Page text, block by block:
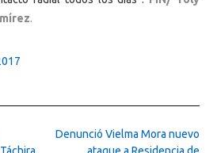
.
Denunció Vielma Mora nuevo
ataque a Residencia de